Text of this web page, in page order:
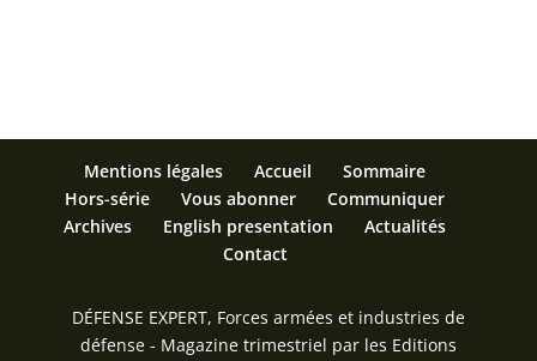
Mentions légales Accueil
Sommaire
Hors-série
Vous abonner
Communiquer
Archives
English presentation
Actualités
Contact
DÉFENSE EXPERT, Forces armées et industries de
défense - Magazine trimestriel par les Editions